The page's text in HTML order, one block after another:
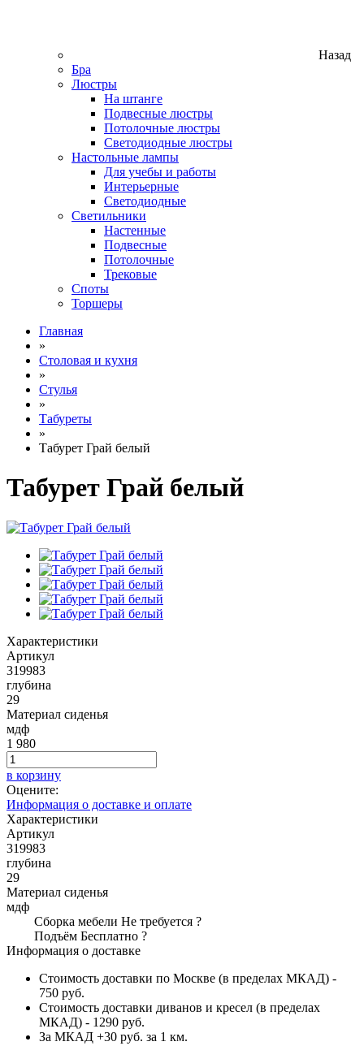
Назад
Бра
Люстры
На штанге
Подвесные люстры
Потолочные люстры
Светодиодные люстры
Настольные лампы
Для учебы и работы
Интерьерные
Светодиодные
Светильники
Настенные
Подвесные
Потолочные
Трековые
Споты
Торшеры
Главная
»
Столовая и кухня
»
Стулья
»
Табуреты
»
Табурет Грай белый
Табурет Грай белый
Характеристики
Артикул
319983
глубина
29
Материал сиденья
мдф
1 980
в корзину
Оцените:
Информация о доставке и оплате
Характеристики
Артикул
319983
глубина
29
Материал сиденья
мдф
Сборка мебели Не требуется ?
Подъём Бесплатно ?
Информация о доставке
Стоимость доставки по Москве (в пределах МКАД) -
750 руб.
Стоимость доставки диванов и кресел (в пределах
МКАД) - 1290 руб.
За МКАД +30 руб. за 1 км.